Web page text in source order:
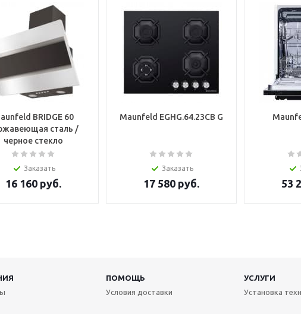
BRIDGE 60
сталь /
черное стекло
Заказать
16 160 руб.
Maunfeld EGHG.64.23CB G
Заказать
17 580 руб. 53
ПОМОЩЬ
УСЛУГИ
Условия доставки Установка